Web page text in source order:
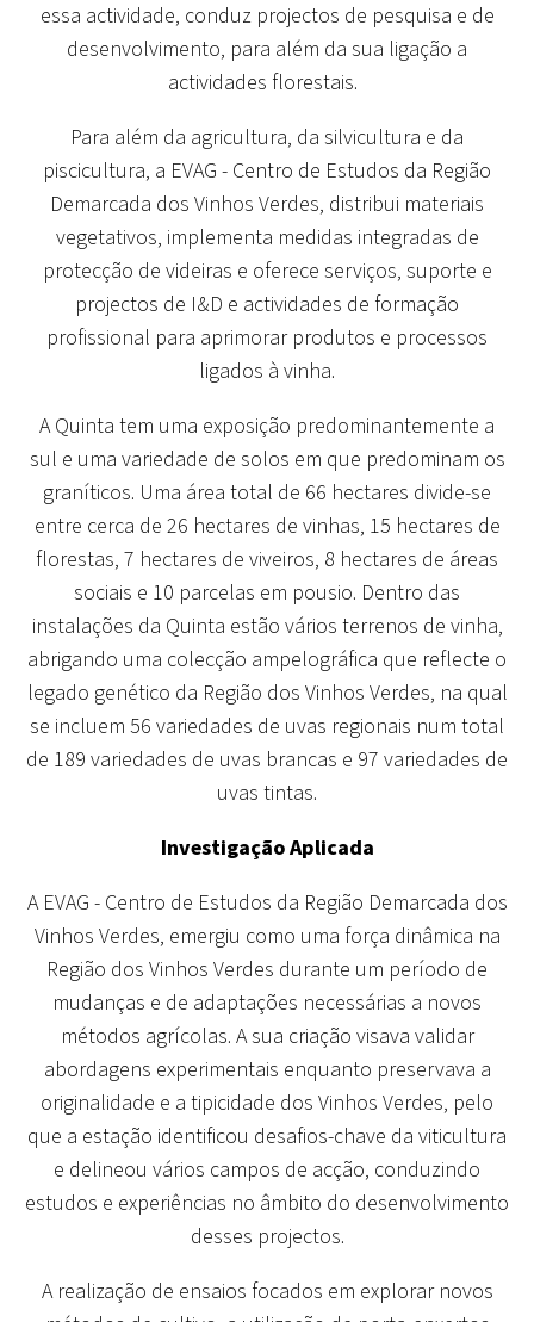
essa actividade, conduz projectos de pesquisa e de
desenvolvimento, para além da sua ligação a
actividades florestais.
Para além da agricultura, da silvicultura e da
piscicultura, a EVAG - Centro de Estudos da Região
Demarcada dos Vinhos Verdes, distribui materiais
vegetativos, implementa medidas integradas de
protecção de videiras e oferece serviços, suporte e
projectos de I&D e actividades de formação
profissional para aprimorar produtos e processos
ligados à vinha.
A Quinta tem uma exposição predominantemente a
sul e uma variedade de solos em que predominam os
graníticos. Uma área total de 66 hectares divide-se
entre cerca de 26 hectares de vinhas, 15 hectares de
florestas, 7 hectares de viveiros, 8 hectares de áreas
sociais e 10 parcelas em pousio. Dentro das
instalações da Quinta estão vários terrenos de vinha,
abrigando uma colecção ampelográfica que reflecte o
legado genético da Região dos Vinhos Verdes, na qual
se incluem 56 variedades de uvas regionais num total
de 189 variedades de uvas brancas e 97 variedades de
uvas tintas.
Investigação Aplicada
A EVAG - Centro de Estudos da Região Demarcada dos
Vinhos Verdes, emergiu como uma força dinâmica na
Região dos Vinhos Verdes durante um período de
mudanças e de adaptações necessárias a novos
métodos agrícolas. A sua criação visava validar
abordagens experimentais enquanto preservava a
originalidade e a tipicidade dos Vinhos Verdes, pelo
que a estação identificou desafios-chave da viticultura
e delineou vários campos de acção, conduzindo
estudos e experiências no âmbito do desenvolvimento
desses projectos.
A realização de ensaios focados em explorar novos